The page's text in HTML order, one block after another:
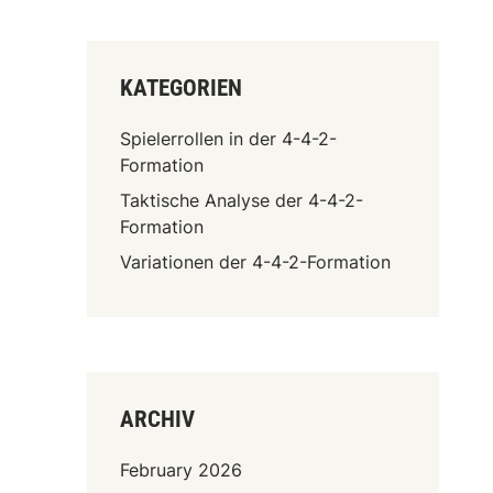
KATEGORIEN
Spielerrollen in der 4-4-2-
Formation
Taktische Analyse der 4-4-2-
Formation
Variationen der 4-4-2-Formation
ARCHIV
February 2026